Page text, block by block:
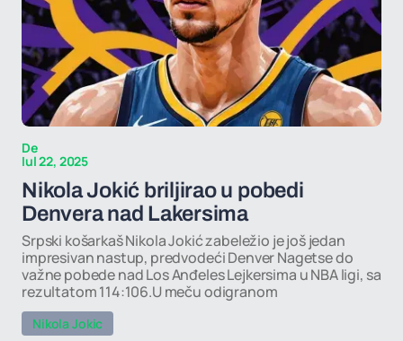
De
Iul 22, 2025
Nikola Jokić briljirao u pobedi
Denvera nad Lakersima
Srpski košarkaš Nikola Jokić zabeležio je još jedan
impresivan nastup, predvodeći Denver Nagetse do
važne pobede nad Los Anđeles Lejkersima u NBA ligi, sa
rezultatom 114:106.U meču odigranom
Nikola Jokic